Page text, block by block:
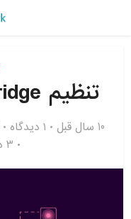
تنظیم Bridge در گنو/لینوکس
10 سال قبل ۱ دیدگاه
3 دقیقه زمان مطالعه